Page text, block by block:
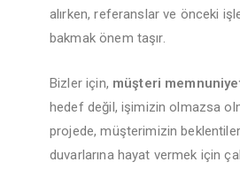
alırken, referanslar ve önceki
bakmak önem taşır.
Bizler için, müşteri
hedef değil, işimizin olmazsa
projede, müşterimizin
duvarlarına hayat vermek için